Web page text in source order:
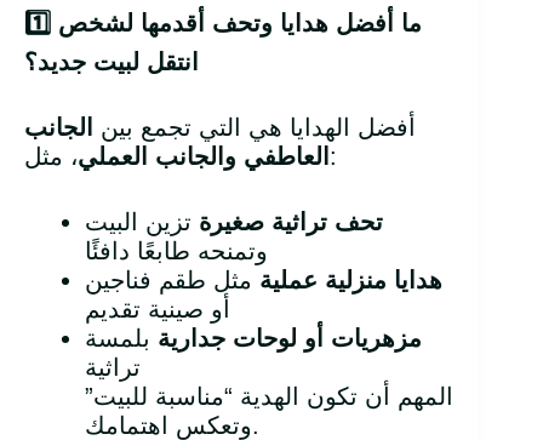
1️ ما أفضل هدايا وتحف أقدمها لشخص
انتقل لبيت جديد؟
أفضل الهدايا هي التي تجمع بين
الجانب
العاطفي والجانب العملي ، مثل:
تحف تراثية صغيرة تزين البيت
وتمنحه طابعًا دافئًا
هدايا منزلية عملية مثل طقم فناجين
أو صينية تقديم
مزهريات أو لوحات جدارية بلمسة
تراثية
المهم أن تكون الهدية “مناسبة للبيت”
وتعكس اهتمامك.